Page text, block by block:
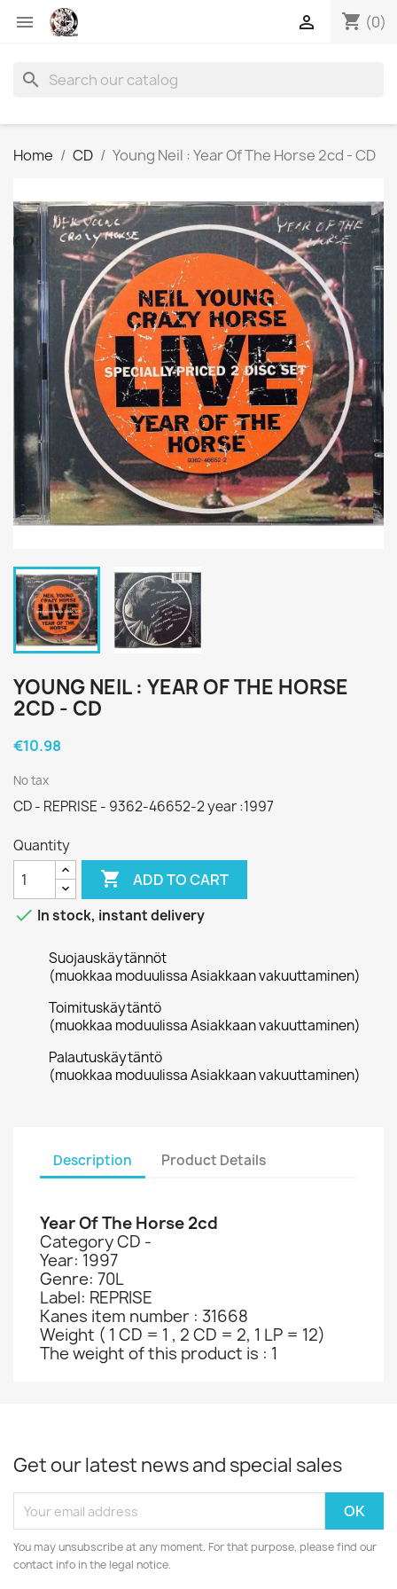
 shopping_cart (0)

search
Home CD Young Neil : Year Of The Horse 2cd - CD
YOUNG NEIL : YEAR OF THE HORSE
2CD - CD
€10.98
No tax
CD - REPRISE - 9362-46652-2 year :1997
Quantity
 ADD TO CART
 In stock, instant delivery
Suojauskäytännöt
(muokkaa moduulissa Asiakkaan vakuuttaminen)
Toimituskäytäntö
(muokkaa moduulissa Asiakkaan vakuuttaminen)
Palautuskäytäntö
(muokkaa moduulissa Asiakkaan vakuuttaminen)
Description Product Details
Year Of The Horse 2cd
Category CD -
Year: 1997
Genre: 70L
Label: REPRISE
Kanes item number : 31668
Weight ( 1 CD = 1 , 2 CD = 2, 1 LP = 12)
The weight of this product is : 1
Get our latest news and special sales
You may unsubscribe at any moment. For that purpose, please find our
contact info in the legal notice.